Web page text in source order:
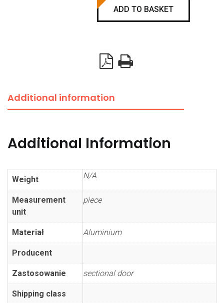
horn
ADD TO BASKET
Additional information
Additional Information
Weight N/A
Measurement
unit
piece
Materiał Aluminium
Producent
Zastosowanie sectional door
Shipping class